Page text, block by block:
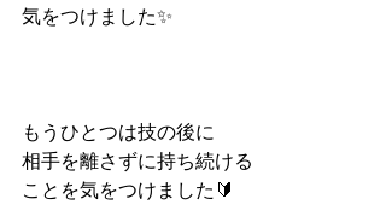
気をつけました✨
もうひとつは技の後に
相手を離さずに持ち続ける
ことを気をつけました🔰